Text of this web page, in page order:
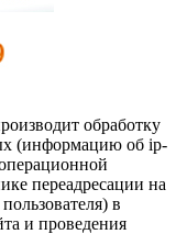
обработку
(информацию об ip-
переадресации на
в
и проведения